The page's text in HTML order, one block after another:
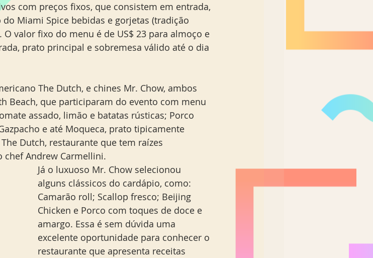
com preços fixos, que consistem em entrada,
Miami Spice bebidas e gorjetas (tradição
valor fixo do menu é de US$ 23 para almoço e
prato principal e sobremesa válido até o dia
The Dutch, e chines Mr. Chow, ambos
Beach, que participaram do evento com menu
assado, limão e batatas rústicas; Porco
e até Moqueca, prato tipicamente
Dutch, restaurante que tem raízes
chef Andrew Carmellini.
Já o luxuoso Mr. Chow selecionou
alguns clássicos do cardápio, como:
Camarão roll; Scallop fresco; Beijing
Chicken e Porco com toques de doce e
amargo. Essa é sem dúvida uma
excelente oportunidade para conhecer o
restaurante que apresenta receitas